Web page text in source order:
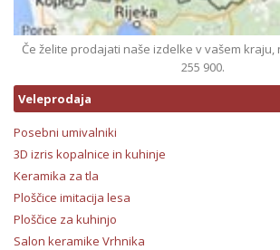
Če želite prodajati naše izdelke v vašem kraju,
255 900.
Veleprodaja
Posebni umivalniki
3D izris kopalnice in kuhinje
Keramika za tla
Ploščice imitacija lesa
Ploščice za kuhinjo
Salon keramike Vrhnika